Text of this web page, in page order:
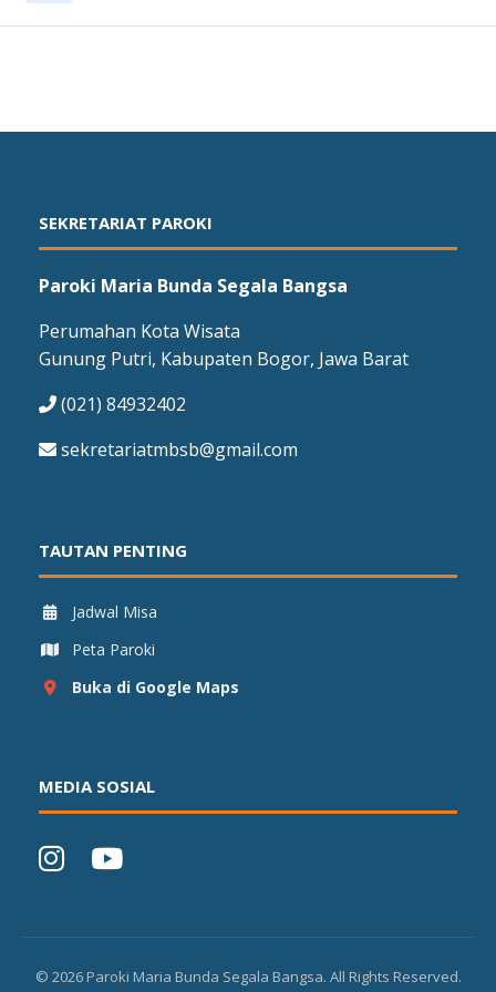
SEKRETARIAT PAROKI
Paroki Maria Bunda Segala Bangsa
Perumahan Kota Wisata
Gunung Putri, Kabupaten Bogor, Jawa Barat
(021) 84932402
sekretariatmbsb@gmail.com
TAUTAN PENTING
Jadwal Misa
Peta Paroki
Buka di Google Maps
MEDIA SOSIAL
© 2026Paroki Maria Bunda Segala Bangsa. All Rights Reserved.